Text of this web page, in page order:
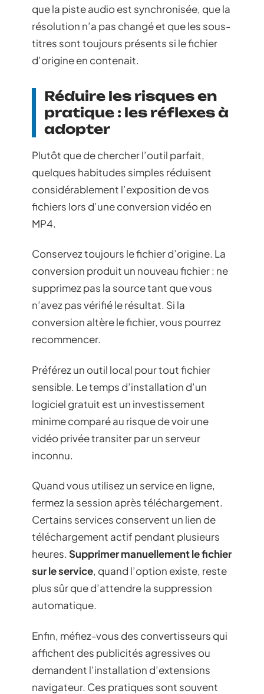
que la piste audio est synchronisée, que la
résolution n’a pas changé et que les sous-
titres sont toujours présents si le fichier
d’origine en contenait.
Réduire les risques en
pratique : les réflexes à
adopter
Plutôt que de chercher l’outil parfait,
quelques habitudes simples réduisent
considérablement l’exposition de vos
fichiers lors d’une conversion vidéo en
MP4.
Conservez toujours le fichier d’origine. La
conversion produit un nouveau fichier : ne
supprimez pas la source tant que vous
n’avez pas vérifié le résultat. Si la
conversion altère le fichier, vous pourrez
recommencer.
Préférez un outil local pour tout fichier
sensible. Le temps d’installation d’un
logiciel gratuit est un investissement
minime comparé au risque de voir une
vidéo privée transiter par un serveur
inconnu.
Quand vous utilisez un service en ligne,
fermez la session après téléchargement.
Certains services conservent un lien de
téléchargement actif pendant plusieurs
heures. Supprimer manuellement le fichier
sur le service, quand l’option existe, reste
plus sûr que d’attendre la suppression
automatique.
Enfin, méfiez-vous des convertisseurs qui
affichent des publicités agressives ou
demandent l’installation d’extensions
navigateur. Ces pratiques sont souvent